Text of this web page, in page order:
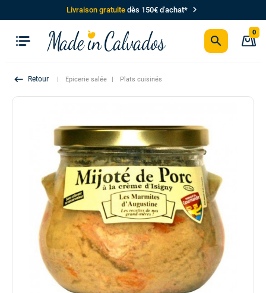
Livraison gratuitedès 150€ d'achat* chevron_right
search
0
keyboard_backspace Epicerie salée Plats cuisinés